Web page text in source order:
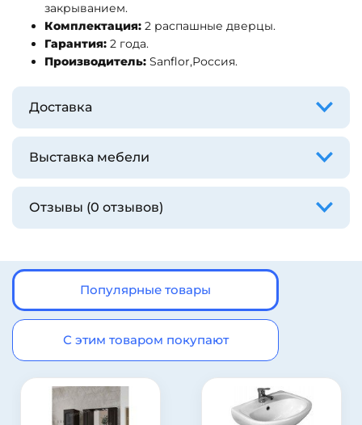
закрыванием.
Комплектация: 2 распашные дверцы.
Гарантия: 2 года.
Производитель: Sanflor,Россия.
Доставка
Выставка мебели
Отзывы (0 отзывов)
Популярные товары
С этим товаром покупают